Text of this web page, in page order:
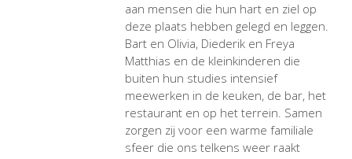
aan mensen die hun hart en ziel op
deze plaats hebben gelegd en leggen.
Bart en Olivia, Diederik en Freya
Matthias en de kleinkinderen die
buiten hun studies intensief
meewerken in de keuken, de bar, het
restaurant en op het terrein. Samen
zorgen zij voor een warme familiale
sfeer die ons telkens weer raakt